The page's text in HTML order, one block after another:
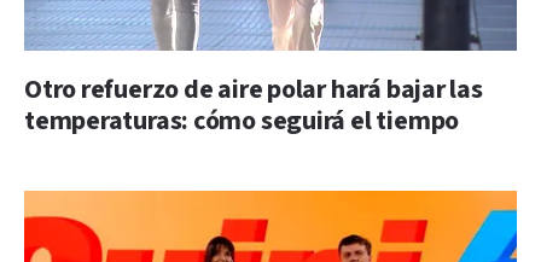
Otro refuerzo de aire polar hará bajar las
temperaturas: cómo seguirá el tiempo